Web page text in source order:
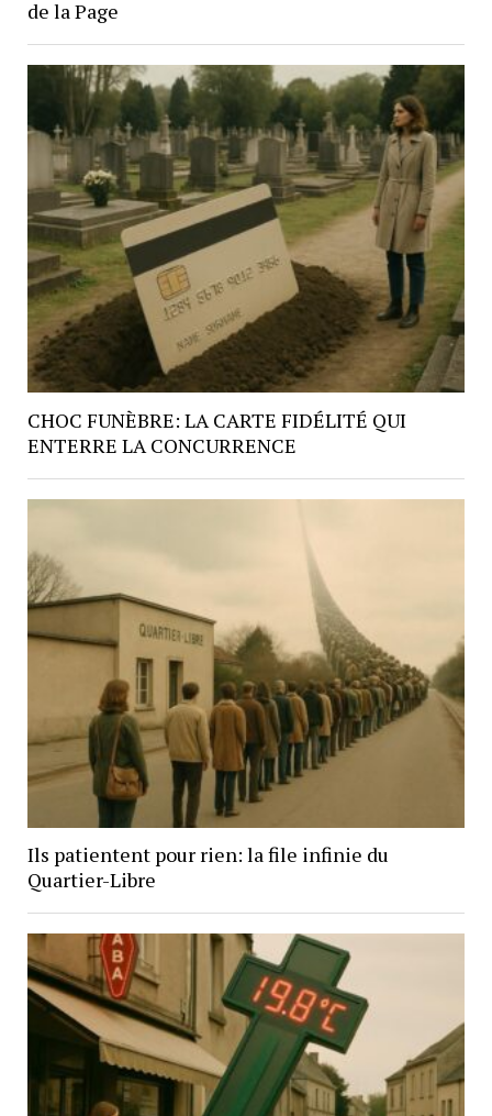
de la Page
CHOC FUNÈBRE: LA CARTE FIDÉLITÉ QUI
ENTERRE LA CONCURRENCE
Ils patientent pour rien: la file infinie du
Quartier-Libre